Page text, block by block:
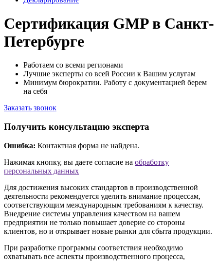
Сертификация GMP в Санкт-
Петербурге
Работаем со всеми регионами
Лучшие эксперты со всей России к Вашим услугам
Минимум бюрократии. Работу с документацией берем
на себя
Заказать звонок
Получить консультацию эксперта
Ошибка: Контактная форма не найдена.
Нажимая кнопку, вы даете согласие на обработку
персональных данных
Для достижения высоких стандартов в производственной
деятельности рекомендуется уделить внимание процессам,
соответствующим международным требованиям к качеству.
Внедрение системы управления качеством на вашем
предприятии не только повышает доверие со стороны
клиентов, но и открывает новые рынки для сбыта продукции.
При разработке программы соответствия необходимо
охватывать все аспекты производственного процесса,